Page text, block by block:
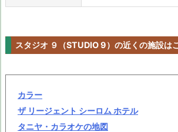
スタジオ ９（STUDIO 9）の近くの施設は
カラー
ザ リージェント シーロム ホテル
タニヤ・カラオケの地図